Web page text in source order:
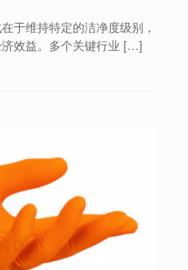
于维持特定的洁净度级别，
效益。多个关键行业 […]